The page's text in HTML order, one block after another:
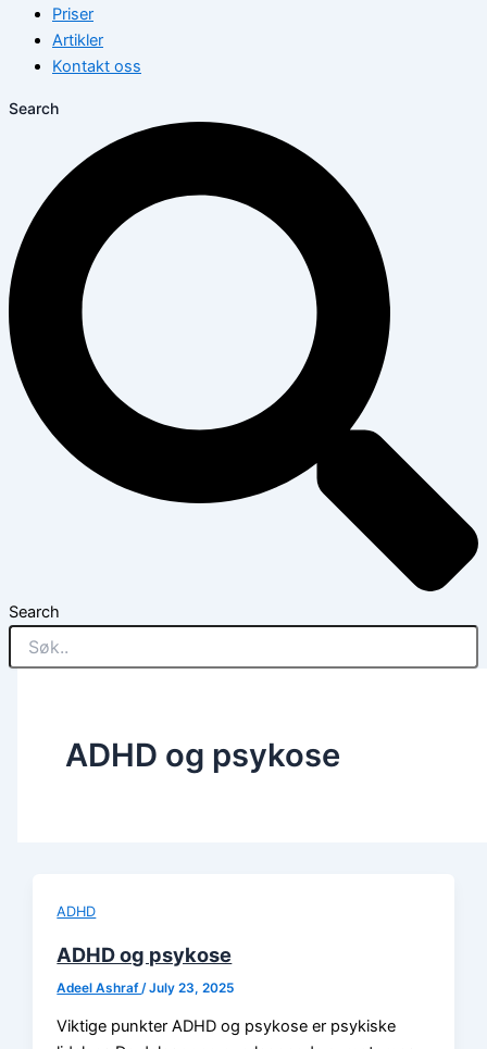
Priser
Artikler
Kontakt oss
Search
Search
ADHD og psykose
ADHD
ADHD og psykose
Adeel Ashraf /July 23, 2025
Viktige punkter ADHD og psykose er psykiske